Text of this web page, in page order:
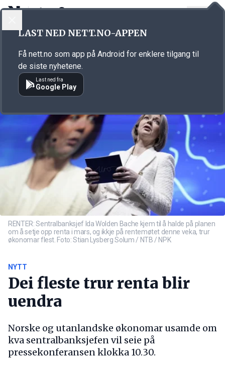
Annonsørinnhold
RENTER: Sentralbanksjef Ida Wolden Bache kjem til å halde på planen
om å setje opp renta i mars, og ikkje på rentemøtet denne veka, trur
økonomar flest. Foto: Stian Lysberg Solum / NTB / NPK
NYTT
Dei fleste trur renta blir
uendra
Norske og utanlandske økonomar usamde om
kva sentralbanksjefen vil seie på
pressekonferansen klokka 10.30.
LAST NED NETT.NO-APPEN
Få nett.no som app på Android for enklere tilgang til
de siste nyhetene.
Last ned fra
Google Play